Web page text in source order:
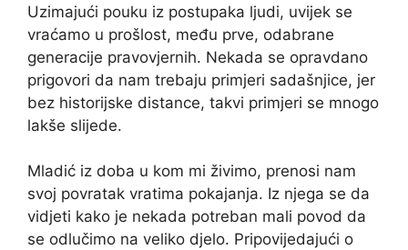
Uzimajući pouku iz postupaka ljudi, uvijek se
vraćamo u prošlost, među prve, odabrane
generacije pravovjernih. Nekada se opravdano
prigovori da nam trebaju primjeri sadašnjice, jer
bez historijske distance, takvi primjeri se mnogo
lakše slijede.
Mladić iz doba u kom mi živimo, prenosi nam
svoj povratak vratima pokajanja. Iz njega se da
vidjeti kako je nekada potreban mali povod da
se odlučimo na veliko djelo. Pripovijedajući o